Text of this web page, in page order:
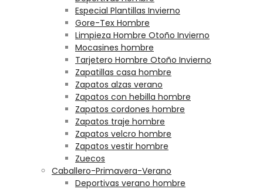
Especial Plantillas Invierno
Gore-Tex Hombre
Limpieza Hombre Otoño Invierno
Mocasines hombre
Tarjetero Hombre Otoño Invierno
Zapatillas casa hombre
Zapatos alzas verano
Zapatos con hebilla hombre
Zapatos cordones hombre
Zapatos traje hombre
Zapatos velcro hombre
Zapatos vestir hombre
Zuecos
Caballero-Primavera-Verano
Deportivas verano hombre